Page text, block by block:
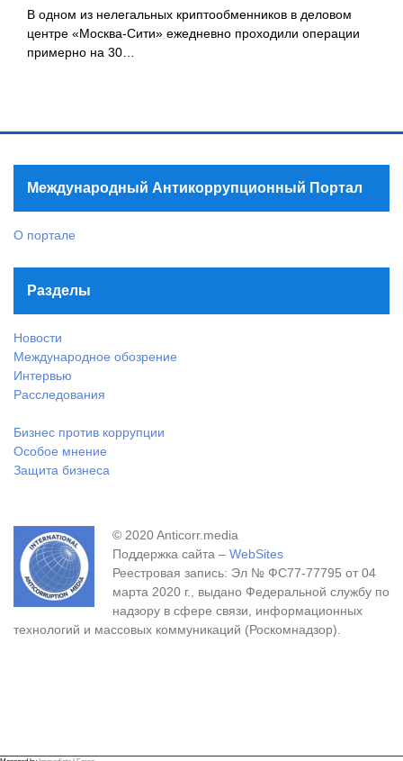
В одном из нелегальных криптообменников в деловом
центре «Москва-Сити» ежедневно проходили операции
примерно на 30…
Международный Антикоррупционный Портал
О портале
Разделы
Новости
Международное обозрение
Интервью
Расследования
Бизнес против коррупции
Особое мнение
Защита бизнеса
© 2020 Anticorr.media
Поддержка сайта – WebSites
Реестровая запись: Эл № ФС77-77795 от 04
марта 2020 г., выдано Федеральной службу по
надзору в сфере связи, информационных
технологий и массовых коммуникаций (Роскомнадзор).